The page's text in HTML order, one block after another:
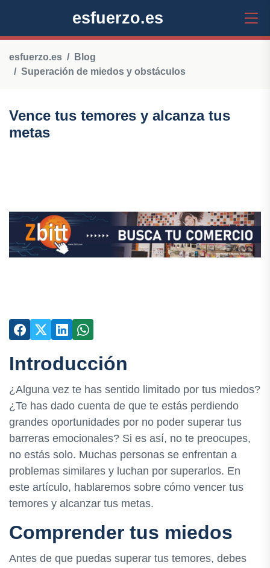
esfuerzo.es
esfuerzo.es
Blog
Superación de miedos y obstáculos
Vence tus temores y alcanza tus
metas
Introducción
¿Alguna vez te has sentido limitado por tus miedos?
¿Te has dado cuenta de que te estás perdiendo
grandes oportunidades por no poder superar tus
barreras emocionales? Si es así, no te preocupes,
no estás solo. Muchas personas se enfrentan a
problemas similares y luchan por superarlos. En
este artículo, hablaremos sobre cómo vencer tus
temores y alcanzar tus metas.
Comprender tus miedos
Antes de que puedas superar tus temores, debes